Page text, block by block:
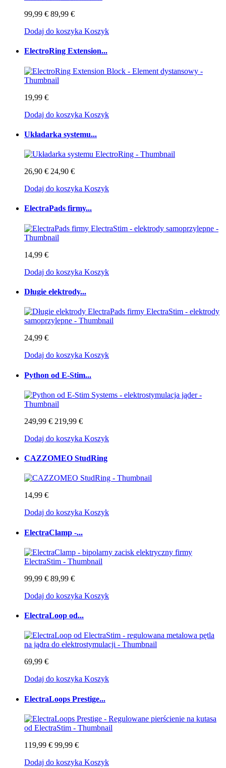
99,99 € 89,99 €
Dodaj do koszyka Koszyk
ElectroRing Extension...
19,99 €
Dodaj do koszyka Koszyk
Układarka systemu...
26,90 € 24,90 €
Dodaj do koszyka Koszyk
ElectraPads firmy...
14,99 €
Dodaj do koszyka Koszyk
Długie elektrody...
24,99 €
Dodaj do koszyka Koszyk
Python od E-Stim...
249,99 € 219,99 €
Dodaj do koszyka Koszyk
CAZZOMEO StudRing
14,99 €
Dodaj do koszyka Koszyk
ElectraClamp -...
99,99 € 89,99 €
Dodaj do koszyka Koszyk
ElectraLoop od...
69,99 €
Dodaj do koszyka Koszyk
ElectraLoops Prestige...
119,99 € 99,99 €
Dodaj do koszyka Koszyk